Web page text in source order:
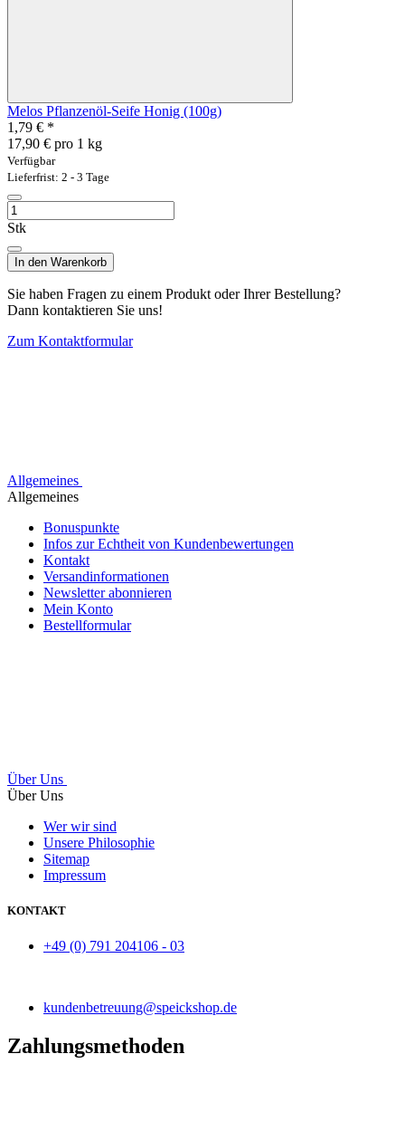
Melos Pflanzenöl-Seife Honig (100g)
1,79 € *
17,90 € pro 1 kg
Verfügbar
Lieferfrist: 2 - 3 Tage
Stk
In den Warenkorb
Sie haben Fragen zu einem Produkt oder Ihrer Bestellung?
Dann kontaktieren Sie uns!
Zum Kontaktformular
Allgemeines
Allgemeines
Bonuspunkte
Infos zur Echtheit von Kundenbewertungen
Kontakt
Versandinformationen
Newsletter abonnieren
Mein Konto
Bestellformular
Über Uns
Über Uns
Wer wir sind
Unsere Philosophie
Sitemap
Impressum
KONTAKT
+49 (0) 791 204106 - 03
kundenbetreuung@speickshop.de
Zahlungsmethoden